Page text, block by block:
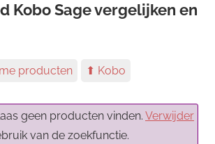
Kobo Sage vergelijken en
producten ⬆ Kobo
geen producten vinden. Verwijder
van de zoekfunctie.